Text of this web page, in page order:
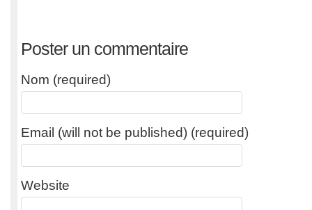
Poster un commentaire
Nom (required)
Email (will not be published) (required)
Website